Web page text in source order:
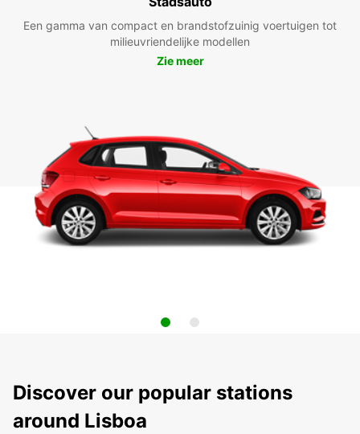
Een gamma van compact en brandstofzuinig voertuigen tot
milieuvriendelijke modellen
Zie meer
Discover our popular stations
around Lisboa